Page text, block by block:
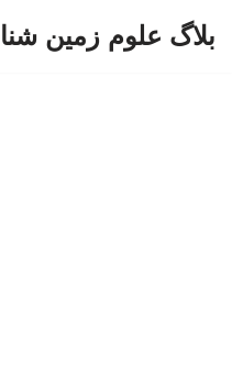
بلاگ علوم زمین